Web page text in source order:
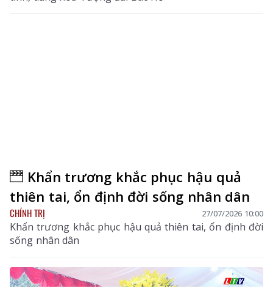
Khẩn trương khắc phục hậu quả
thiên tai, ổn định đời sống nhân dân
CHÍNH TRỊ 27/07/2026 10:00
Khẩn trương khắc phục hậu quả thiên tai, ổn định đời
sống nhân dân